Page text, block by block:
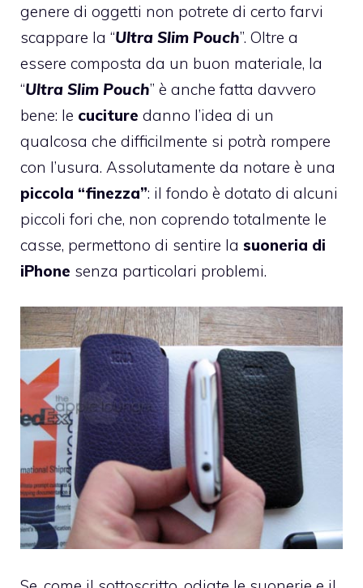
genere di oggetti non potrete di certo farvi
scappare la “Ultra Slim Pouch”. Oltre a
essere composta da un buon materiale, la
“Ultra Slim Pouch” è anche fatta davvero
bene: le cuciture danno l’idea di un
qualcosa che difficilmente si potrà rompere
con l’usura. Assolutamente da notare è una
piccola “finezza”: il fondo è dotato di alcuni
piccoli fori che, non coprendo totalmente le
casse, permettono di sentire la suoneria di
iPhone senza particolari problemi.